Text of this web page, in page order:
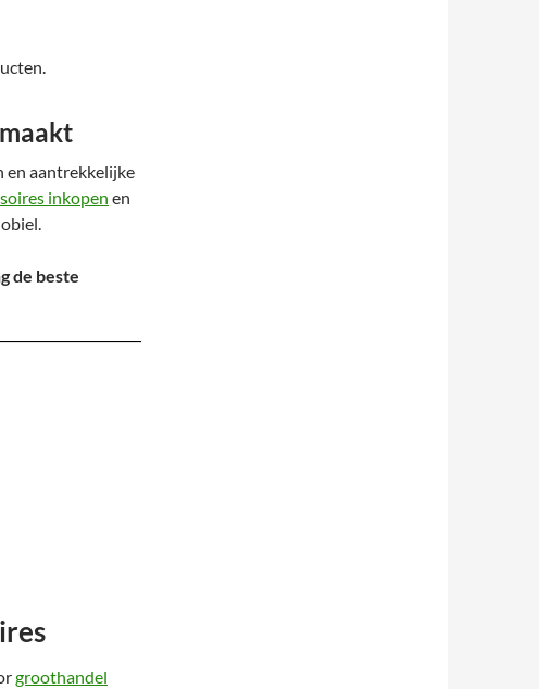
aantrekkelijke
inkopen en
de beste
groothandel